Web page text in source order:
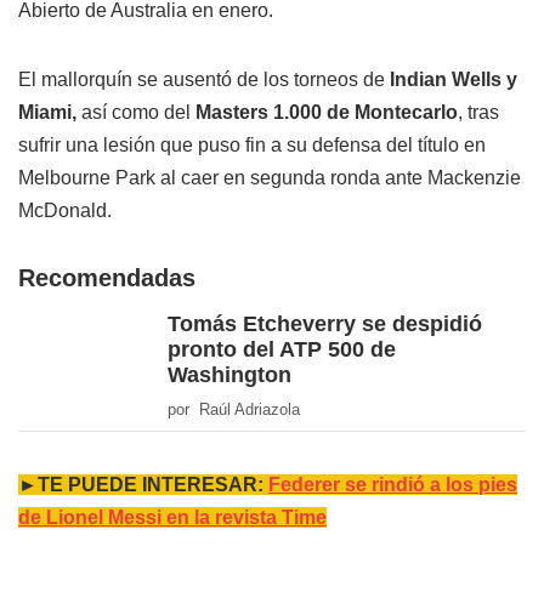
Abierto de Australia en enero.
El mallorquín se ausentó de los torneos de Indian Wells y
Miami, así como del Masters 1.000 de Montecarlo, tras
sufrir una lesión que puso fin a su defensa del título en
Melbourne Park al caer en segunda ronda ante Mackenzie
McDonald.
Recomendadas
Tomás Etcheverry se despidió
pronto del ATP 500 de
Washington
por Raúl Adriazola
►TE PUEDE INTERESAR: Federer se rindió a los pies
de Lionel Messi en la revista Time